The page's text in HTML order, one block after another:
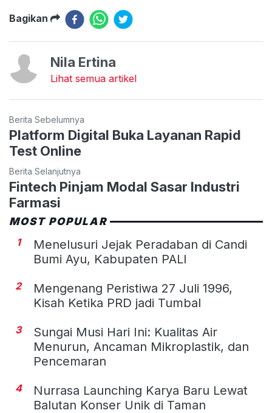
Bagikan
Nila Ertina
Lihat semua artikel
Berita Sebelumnya
Platform Digital Buka Layanan Rapid
Test Online
Berita Selanjutnya
Fintech Pinjam Modal Sasar Industri
Farmasi
MOST POPULAR
1
Menelusuri Jejak Peradaban di Candi
Bumi Ayu, Kabupaten PALI
2
Mengenang Peristiwa 27 Juli 1996,
Kisah Ketika PRD jadi Tumbal
3
Sungai Musi Hari Ini: Kualitas Air
Menurun, Ancaman Mikroplastik, dan
Pencemaran
4
Nurrasa Launching Karya Baru Lewat
Balutan Konser Unik di Taman